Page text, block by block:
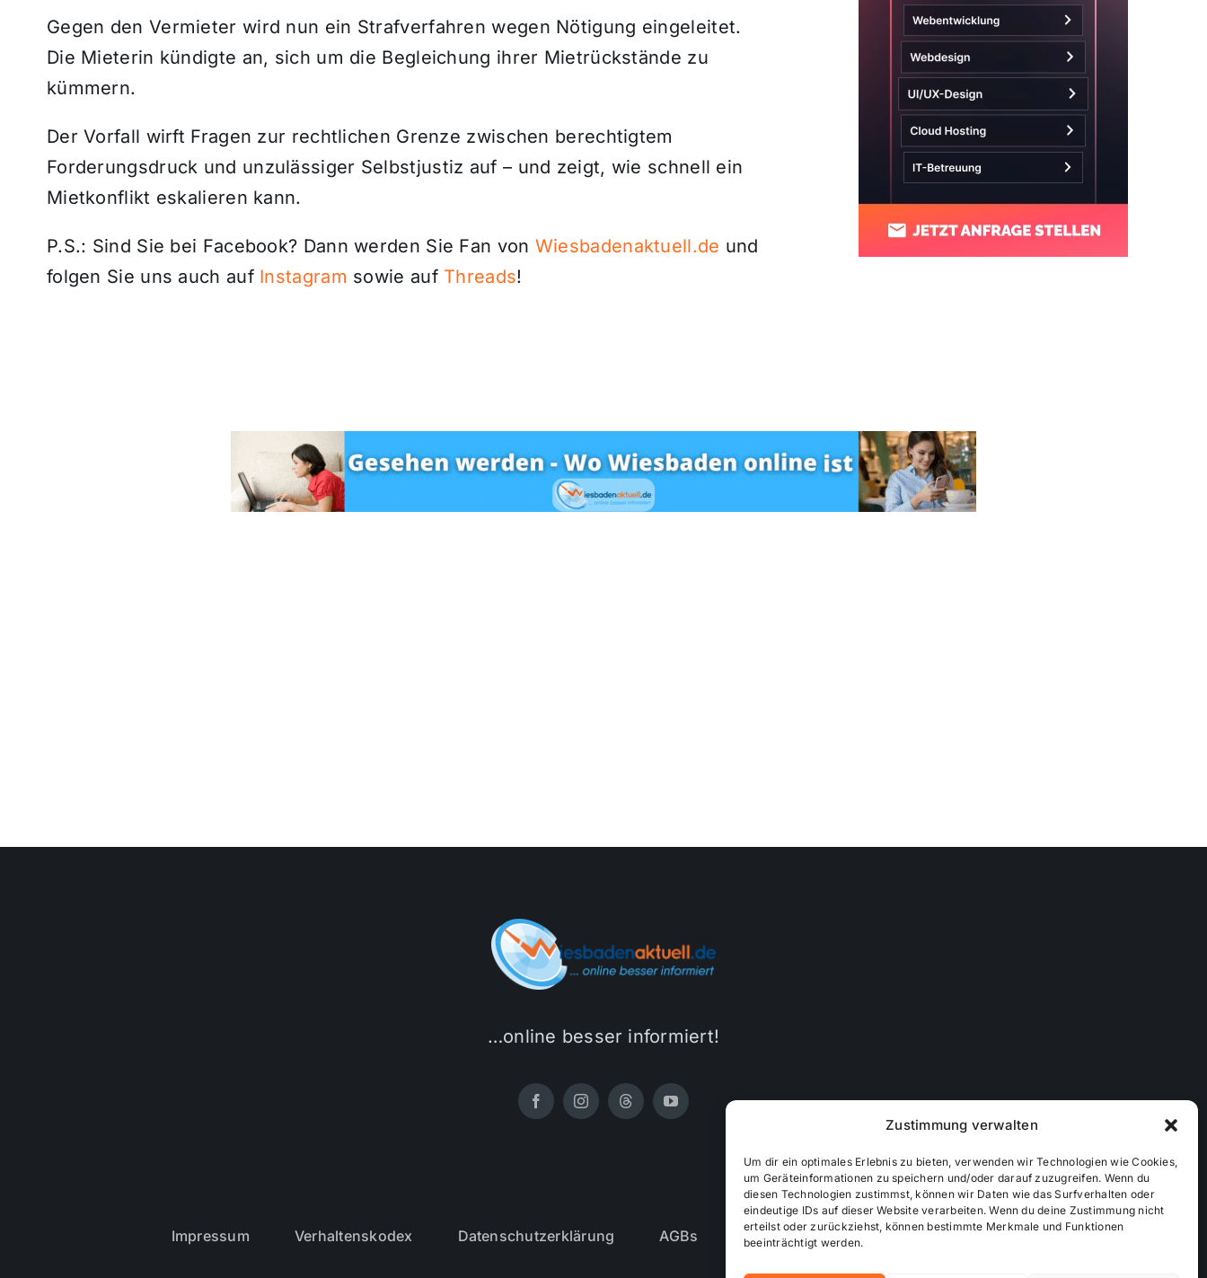
Zustimmung verwalten
Um dir ein optimales Erlebnis zu bieten, verwenden wir Technologien wie Cookies,
um Geräteinformationen zu speichern und/oder darauf zuzugreifen. Wenn du
diesen Technologien zustimmst, können wir Daten wie das Surfverhalten oder
eindeutige IDs auf dieser Website verarbeiten. Wenn du deine Zustimmung nicht
erteilst oder zurückziehst, können bestimmte Merkmale und Funktionen
beeinträchtigt werden.
Gegen den Vermieter wird nun ein Strafverfahren wegen Nötigung eingeleitet.
Die Mieterin kündigte an, sich um die Begleichung ihrer Mietrückstände zu
kümmern.
Der Vorfall wirft Fragen zur rechtlichen Grenze zwischen berechtigtem
Forderungsdruck und unzulässiger Selbstjustiz auf – und zeigt, wie schnell ein
Mietkonflikt eskalieren kann.
P.S.: Sind Sie bei Facebook? Dann werden Sie Fan von Wiesbadenaktuell.de und
folgen Sie uns auch auf Instagram sowie auf Threads!
…online besser informiert!
Impressum Verhaltenskodex Datenschutzerklärung AGBs Cookie-Richtlinie (EU) Mediendaten